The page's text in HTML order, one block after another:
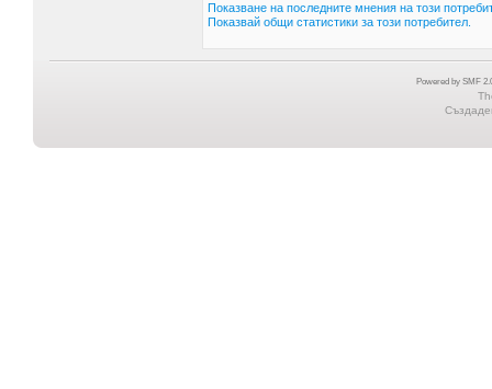
Показване на последните мнения на този
Показвай общи статистики за този потребител.
Powered by SMF